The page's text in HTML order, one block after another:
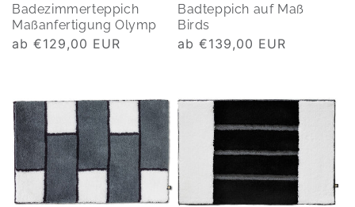
Badezimmerteppich
Maßanfertigung Olymp
Normaler
ab €129,00 EUR
Badteppich auf Maß
Birds
Normaler
ab €139,00 EUR